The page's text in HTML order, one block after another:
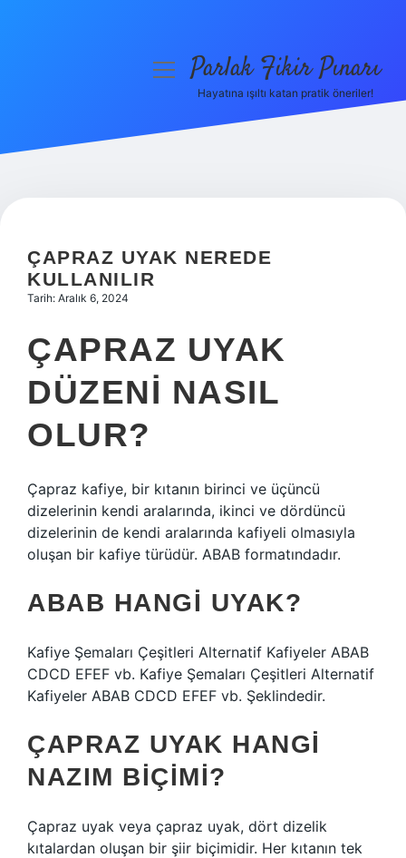
Hakkımızda
menüyüParlak Fikir Pınarı
Hayatına ışıltı katan pratik öneriler!
ÇAPRAZ UYAK NEREDE
KULLANILIR
Tarih: Aralık 6, 2024
ÇAPRAZ UYAK
DÜZENI NASIL
OLUR?
Çapraz kafiye, bir kıtanın birinci ve üçüncü
dizelerinin kendi aralarında, ikinci ve dördüncü
dizelerinin de kendi aralarında kafiyeli olmasıyla
oluşan bir kafiye türüdür. ABAB formatındadır.
ABAB HANGI UYAK?
Kafiye Şemaları Çeşitleri Alternatif Kafiyeler ABAB
CDCD EFEF vb. Kafiye Şemaları Çeşitleri Alternatif
Kafiyeler ABAB CDCD EFEF vb. Şeklindedir.
ÇAPRAZ UYAK HANGI
NAZIM BIÇIMI?
Çapraz uyak veya çapraz uyak, dört dizelik
kıtalardan oluşan bir şiir biçimidir. Her kıtanın tek